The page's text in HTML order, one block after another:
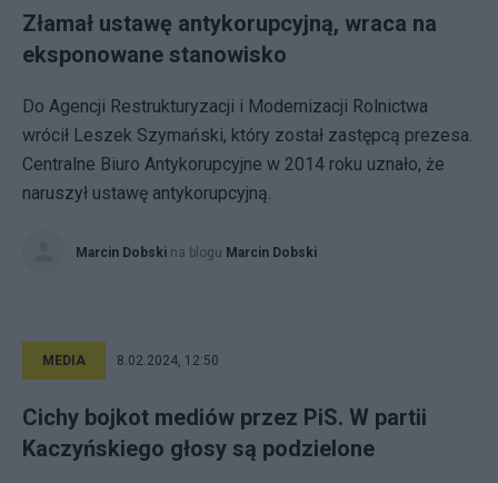
Złamał ustawę antykorupcyjną, wraca na
eksponowane stanowisko
Do Agencji Restrukturyzacji i Modernizacji Rolnictwa
wrócił Leszek Szymański, który został zastępcą prezesa.
Centralne Biuro Antykorupcyjne w 2014 roku uznało, że
naruszył ustawę antykorupcyjną.
Marcin Dobski na blogu Marcin Dobski
MEDIA 8.02.2024, 12:50
Cichy bojkot mediów przez PiS. W partii
Kaczyńskiego głosy są podzielone